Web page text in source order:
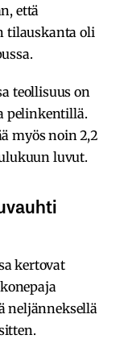
että
tilauskanta oli
teollisuus on
pelinkentillä.
myös noin 2,2
luvut.
kertovat
neljänneksellä